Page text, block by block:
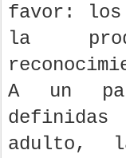
favor: los
la
A un
adulto,